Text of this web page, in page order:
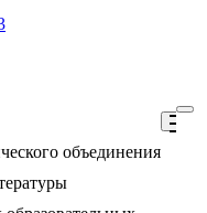
объединения